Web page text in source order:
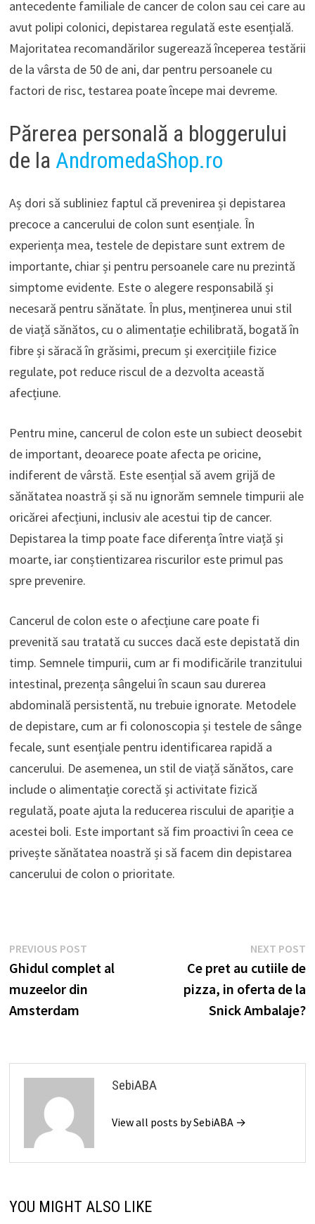
antecedente familiale de cancer de colon sau cei care au
avut polipi colonici, depistarea regulată este esențială.
Majoritatea recomandărilor sugerează începerea testării
de la vârsta de 50 de ani, dar pentru persoanele cu
factori de risc, testarea poate începe mai devreme.
Părerea personală a bloggerului
de la AndromedaShop.ro
Aș dori să subliniez faptul că prevenirea și depistarea
precoce a cancerului de colon sunt esențiale. În
experiența mea, testele de depistare sunt extrem de
importante, chiar și pentru persoanele care nu prezintă
simptome evidente. Este o alegere responsabilă și
necesară pentru sănătate. În plus, menținerea unui stil
de viață sănătos, cu o alimentație echilibrată, bogată în
fibre și săracă în grăsimi, precum și exercițiile fizice
regulate, pot reduce riscul de a dezvolta această
afecțiune.
Pentru mine, cancerul de colon este un subiect deosebit
de important, deoarece poate afecta pe oricine,
indiferent de vârstă. Este esențial să avem grijă de
sănătatea noastră și să nu ignorăm semnele timpurii ale
oricărei afecțiuni, inclusiv ale acestui tip de cancer.
Depistarea la timp poate face diferența între viață și
moarte, iar conștientizarea riscurilor este primul pas
spre prevenire.
Cancerul de colon este o afecțiune care poate fi
prevenită sau tratată cu succes dacă este depistată din
timp. Semnele timpurii, cum ar fi modificările tranzitului
intestinal, prezența sângelui în scaun sau durerea
abdominală persistentă, nu trebuie ignorate. Metodele
de depistare, cum ar fi colonoscopia și testele de sânge
fecale, sunt esențiale pentru identificarea rapidă a
cancerului. De asemenea, un stil de viață sănătos, care
include o alimentație corectă și activitate fizică
regulată, poate ajuta la reducerea riscului de apariție a
acestei boli. Este important să fim proactivi în ceea ce
privește sănătatea noastră și să facem din depistarea
cancerului de colon o prioritate.
Navigare
în
articole
PREVIOUS POSTPrevious
post:
Ghidul complet al
muzeelor din
Amsterdam
NEXT POST
Ce pret au cutiile de
pizza, in oferta de la
Snick Ambalaje?
SebiABA
View all posts by SebiABA →
YOU MIGHT ALSO LIKE